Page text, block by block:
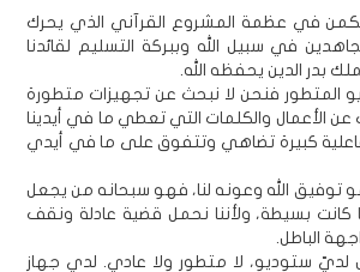
يكمن في عظمة المشروع القرآني الذي يحرك
في سبيل الله وببركة التسليم لقائدنا
بدر الدين يحفظه الله.
المتطور فنحن لا نبحث عن تجهيزات متطورة
عن الأعمال والكلمات التي تعطي ما في أيدينا
كبيرة تضاهي وتتفوق على ما في أيدي
توفيق الله وعونه لنا، فهو سبحانه من يجعل
كانت بسيطة، ولأننا نحمل قضية عادلة ونقف
الباطل.
لديّ ستوديو، لا متطور ولا عادي. لدي جهاز